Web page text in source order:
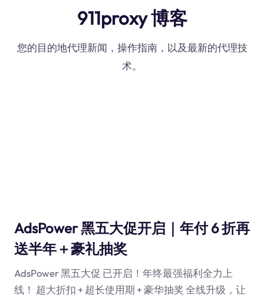
911proxy 博客
您的目的地代理新闻，操作指南，以及最新的代理技
术。
AdsPower 黑五大促开启｜年付 6 折再
送半年＋豪礼抽奖
AdsPower 黑五大促 已开启！年终最强福利全力上
线！ 超大折扣 + 超长使用期 + 豪华抽奖 全线升级，让